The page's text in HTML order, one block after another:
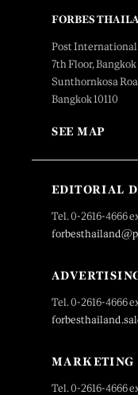
FORBES
Post International
7th Floor,
Sunthornkosa
Bangkok 10110
SEE MAP
EDITORIAL
Tel. 0-2616-4666
Tel. 0-2616-4666
MARKETING
Tel. 0-2616-4666